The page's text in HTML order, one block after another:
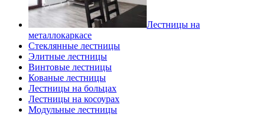
Лестницы на
металлокаркасе
Стеклянные лестницы
Элитные лестницы
Винтовые лестницы
Кованые лестницы
Лестницы на больцах
Лестницы на косоурах
Модульные лестницы